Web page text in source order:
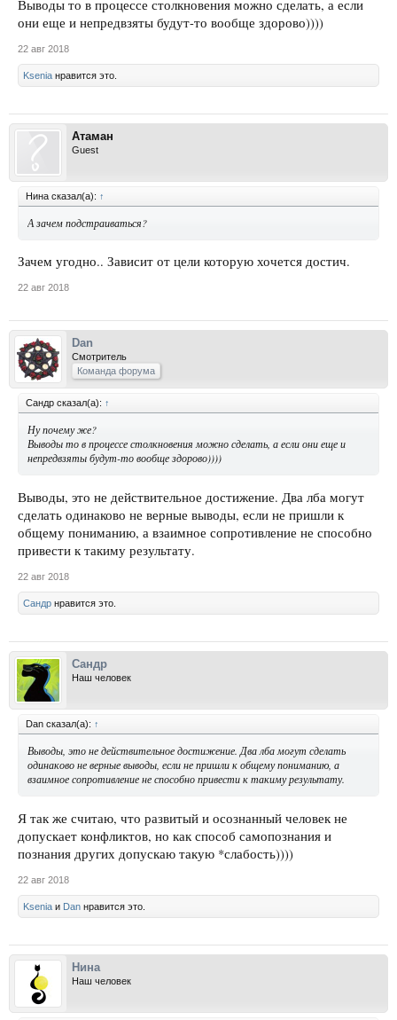
Выводы то в процессе столкновения можно сделать, а если
они еще и непредвзяты будут-то вообще здорово))))
22 авг 2018
Ksenia нравится это.
Атаман
Guest
Нина сказал(а): ↑
А зачем подстраиваться?
Зачем угодно.. Зависит от цели которую хочется достич.
22 авг 2018
Dan
Смотритель
Команда форума
Сандр сказал(а): ↑
Ну почему же?
Выводы то в процессе столкновения можно сделать, а если они еще и
непредвзяты будут-то вообще здорово))))
Выводы, это не действительное достижение. Два лба могут
сделать одинаково не верные выводы, если не пришли к
общему пониманию, а взаимное сопротивление не способно
привести к такиму результату.
22 авг 2018
Сандр нравится это.
Сандр
Наш человек
Dan сказал(а): ↑
Выводы, это не действительное достижение. Два лба могут сделать
одинаково не верные выводы, если не пришли к общему пониманию, а
взаимное сопротивление не способно привести к такиму результату.
Я так же считаю, что развитый и осознанный человек не
допускает конфликтов, но как способ самопознания и
познания других допускаю такую *слабость))))
22 авг 2018
Ksenia и Dan нравится это.
Нина
Наш человек